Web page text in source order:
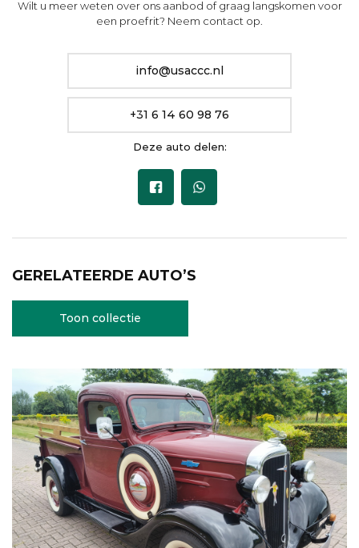
Wilt u meer weten over ons aanbod of graag langskomen voor
een proefrit? Neem contact op.
info@usaccc.nl
+31 6 14 60 98 76
Deze auto delen:
GERELATEERDE AUTO’S
Toon collectie